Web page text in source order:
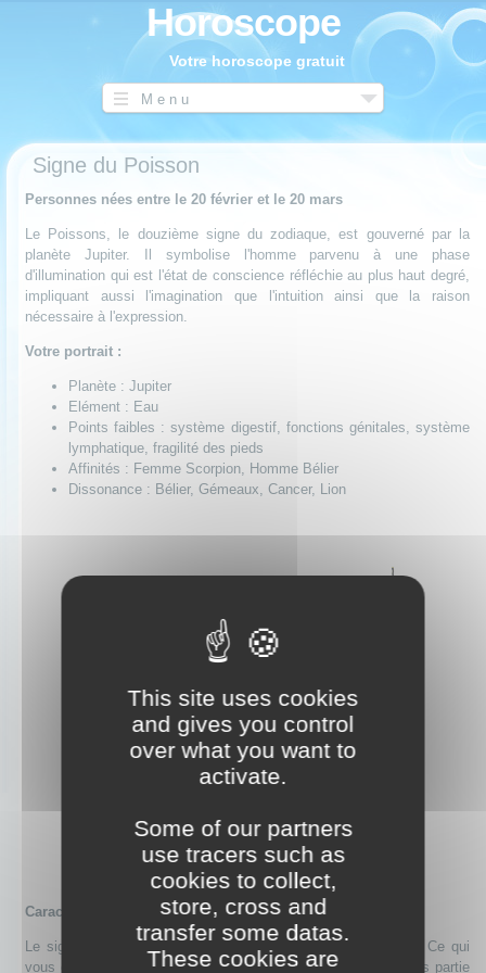
Horoscope
Votre horoscope gratuit
Menu
Signe du Poisson
Personnes nées entre le 20 février et le 20 mars
Le Poissons, le douzième signe du zodiaque, est gouverné par la
planète Jupiter. Il symbolise l'homme parvenu à une phase
d'illumination qui est l'état de conscience réfléchie au plus haut degré,
impliquant aussi l'imagination que l'intuition ainsi que la raison
nécessaire à l'expression.
Votre portrait :
Planète : Jupiter
Elément : Eau
Points faibles : système digestif, fonctions génitales, système
lymphatique, fragilité des pieds
Affinités : Femme Scorpion, Homme Bélier
Dissonance : Bélier, Gémeaux, Cancer, Lion
Caractère :
Le signe des Poissons est à répertorier dans l'élément eau. Ce qui
vous caractérise, c’est une très grande sensibilité. Vous faites partie
This site uses cookies
and gives you control
over what you want to
activate.
Some of our partners
use tracers such as
cookies to collect,
store, cross and
transfer some datas.
These cookies are